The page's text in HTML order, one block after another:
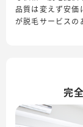
品質は変えず安価
が脱毛サービスの
完